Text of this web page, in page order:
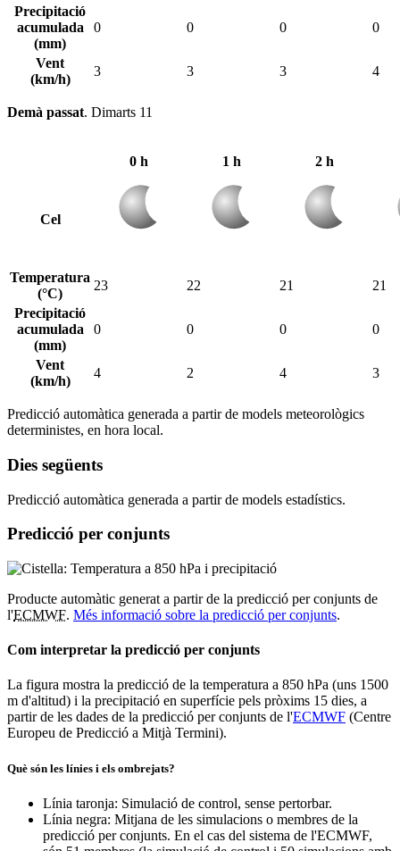
Precipitació
acumulada
(mm)
0 0 0 0
Vent
(km/h)
3 3 3 4
Demà passat. Dimarts 11
0 h 1 h 2 h
Cel
Temperatura
(°C)
23 22 21
21
Precipitació
acumulada
(mm)
0 0 0 0
Vent
(km/h)
4 2 4 3
Predicció automàtica generada a partir de models meteorològics
deterministes, en hora local.
Dies següents
Predicció automàtica generada a partir de models estadístics.
Predicció per conjunts
Producte automàtic generat a partir de la predicció per conjunts de
l'ECMWF. Més informació sobre la predicció per conjunts.
Com interpretar la predicció per conjunts
La figura mostra la predicció de la temperatura a 850 hPa (uns 1500
m d'altitud) i la precipitació en superfície pels pròxims 15 dies, a
partir de les dades de la predicció per conjunts de l'ECMWF (Centre
Europeu de Predicció a Mitjà Termini).
Què són les línies i els ombrejats?
Línia taronja: Simulació de control, sense pertorbar.
Línia negra: Mitjana de les simulacions o membres de la
predicció per conjunts. En el cas del sistema de l'ECMWF,